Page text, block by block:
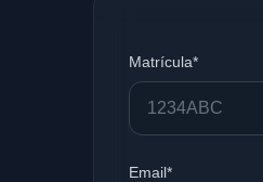
Matrícula*
Email*